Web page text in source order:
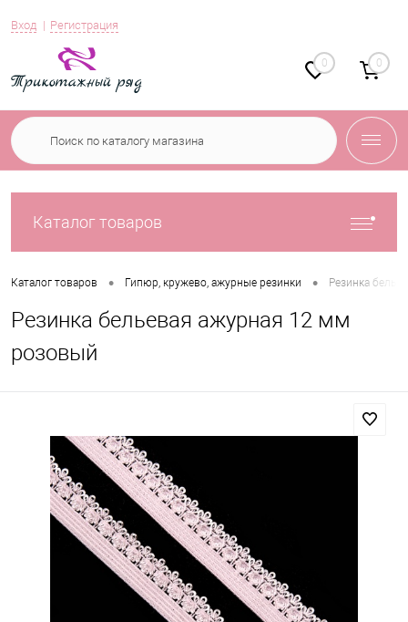
Вход Регистрация
0 0
Каталог товаров
Каталог товаров • Гипюр, кружево, ажурные резинки • Резинка
Резинка бельевая ажурная 12 мм
розовый